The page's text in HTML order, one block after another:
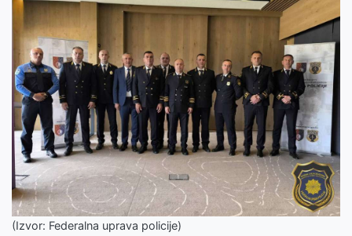
(Izvor: Federalna uprava policije)